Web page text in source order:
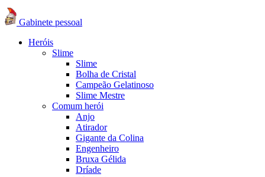
Gabinete pessoal
Heróis
Slime
Slime
Bolha de Cristal
Campeão Gelatinoso
Slime Mestre
Comum herói
Anjo
Atirador
Gigante da Colina
Engenheiro
Bruxa Gélida
Dríade